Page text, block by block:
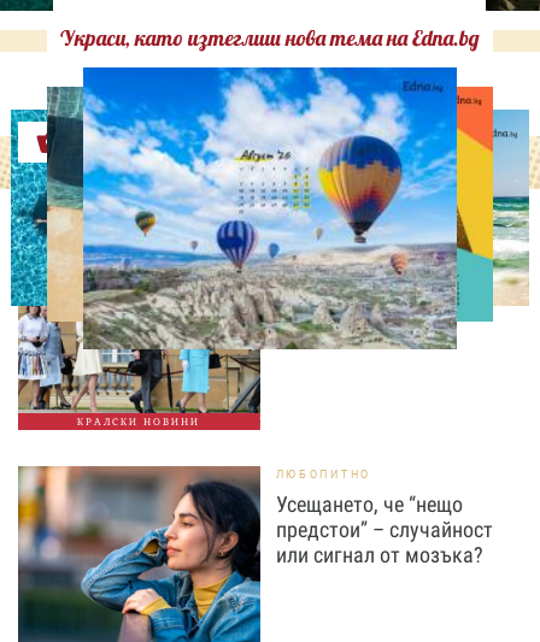
Украси, като изтеглиш нова тема на Edna.bg
Оферти
КРАЛСКИ НОВИНИ
СВОБОДНО ВРЕМЕ
Ново бебе в кралското
семейство
ЛЮБОПИТНО
Усещането, че “нещо
предстои” – случайност
или сигнал от мозъка?